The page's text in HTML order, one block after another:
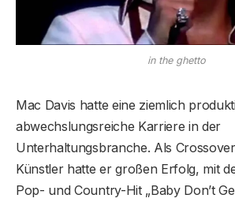
in the ghetto
Mac Davis hatte eine ziemlich
abwechslungsreiche Karriere in der
Unterhaltungsbranche. Als
Künstler hatte er großen Erfolg, mit
Pop- und Country-Hit „Baby Don’t